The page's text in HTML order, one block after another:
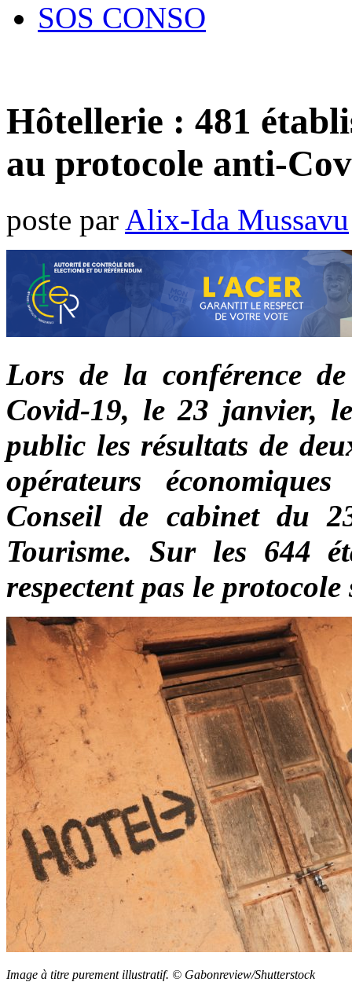
SOS CONSO
Hôtellerie : 481
au protocole anti-
poste par Alix-Ida Mussavu
Lors de la conférence
Covid-19, le 23 janvier,
public les résultats de
opérateurs
Conseil de cabinet du
Tourisme. Sur les 644
respectent pas le
Image à titre purement illustratif. © Gabonreview/Shutterstock